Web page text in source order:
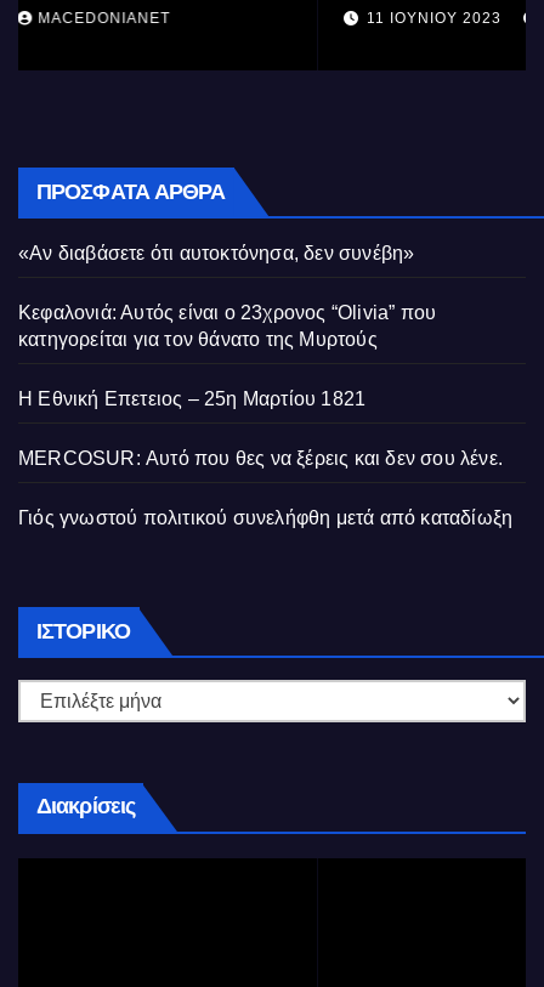
11 ΙΟΥΝΊΟΥ 2023 MACEDONIANET
ΠΡΌΣΦΑΤΑ ΆΡΘΡΑ
«Αν διαβάσετε ότι αυτοκτόνησα, δεν συνέβη»
Κεφαλονιά: Αυτός είναι ο 23χρονος “Olivia” που
κατηγορείται για τον θάνατο της Μυρτούς
Η Εθνική Επετειος – 25η Μαρτίου 1821
MERCOSUR: Αυτό που θες να ξέρεις και δεν σου λένε.
Γιός γνωστού πολιτικού συνελήφθη μετά από καταδίωξη
ΙΣΤΟΡΙΚΌ Ιστορικό
Διακρίσεις